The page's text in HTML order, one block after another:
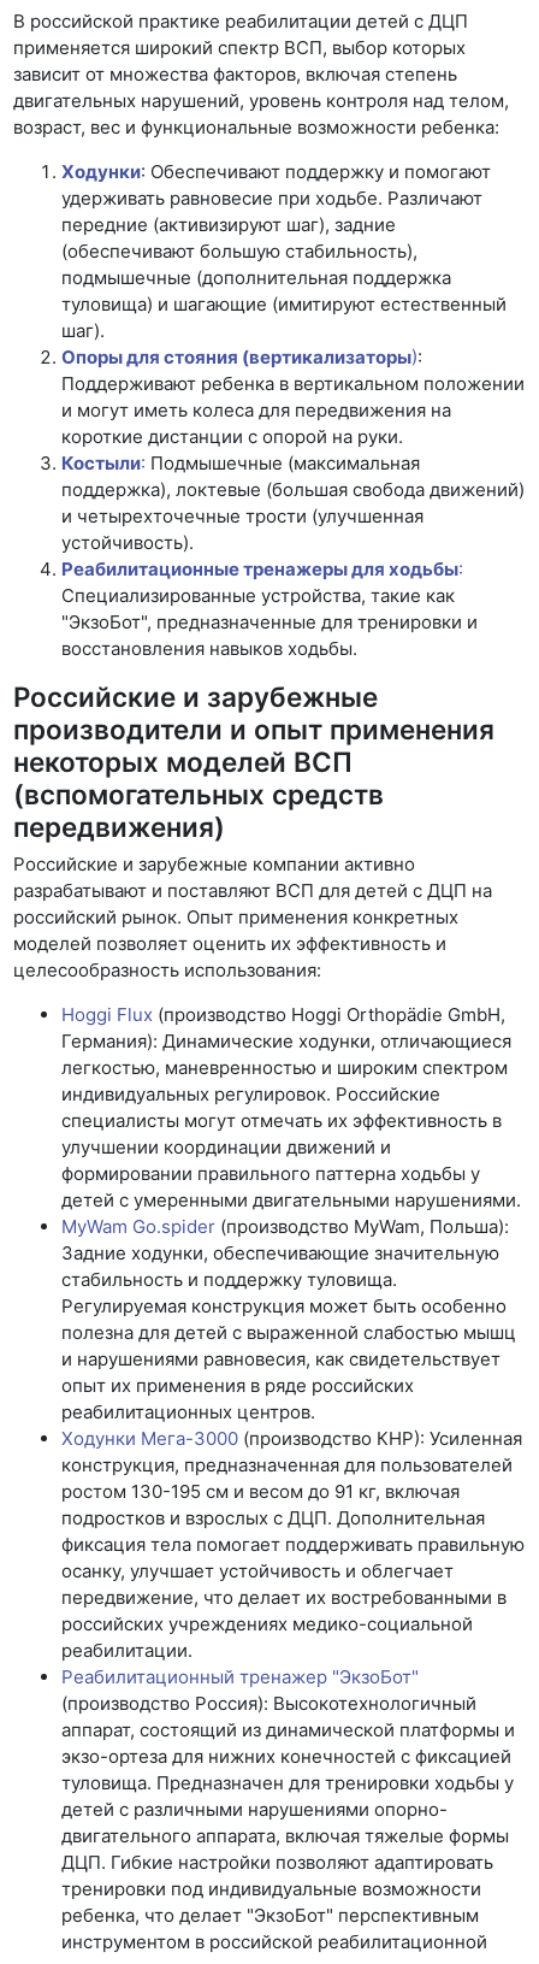
В российской практике реабилитации детей с ДЦП
применяется широкий спектр ВСП, выбор которых
зависит от множества факторов, включая степень
двигательных нарушений, уровень контроля над телом,
возраст, вес и функциональные возможности ребенка:
Ходунки: Обеспечивают поддержку и помогают
удерживать равновесие при ходьбе. Различают
передние (активизируют шаг), задние
(обеспечивают большую стабильность),
подмышечные (дополнительная поддержка
туловища) и шагающие (имитируют естественный
шаг).
Опоры для стояния (вертикализаторы):
Поддерживают ребенка в вертикальном положении
и могут иметь колеса для передвижения на
короткие дистанции с опорой на руки.
Костыли: Подмышечные (максимальная
поддержка), локтевые (большая свобода движений)
и четырехточечные трости (улучшенная
устойчивость).
Реабилитационные тренажеры для ходьбы:
Специализированные устройства, такие как
"ЭкзоБот", предназначенные для тренировки и
восстановления навыков ходьбы.
Российские и зарубежные
производители и опыт применения
некоторых моделей ВСП
(вспомогательных средств
передвижения)
Российские и зарубежные компании активно
разрабатывают и поставляют ВСП для детей с ДЦП на
российский рынок. Опыт применения конкретных
моделей позволяет оценить их эффективность и
целесообразность использования:
Hoggi Flux (производство Hoggi Orthopädie GmbH,
Германия): Динамические ходунки, отличающиеся
легкостью, маневренностью и широким спектром
индивидуальных регулировок. Российские
специалисты могут отмечать их эффективность в
улучшении координации движений и
формировании правильного паттерна ходьбы у
детей с умеренными двигательными нарушениями.
MyWam Go.spider (производство MyWam, Польша):
Задние ходунки, обеспечивающие значительную
стабильность и поддержку туловища.
Регулируемая конструкция может быть особенно
полезна для детей с выраженной слабостью мышц
и нарушениями равновесия, как свидетельствует
опыт их применения в ряде российских
реабилитационных центров.
Ходунки Мега-3000 (производство КНР): Усиленная
конструкция, предназначенная для пользователей
ростом 130-195 см и весом до 91 кг, включая
подростков и взрослых с ДЦП. Дополнительная
фиксация тела помогает поддерживать правильную
осанку, улучшает устойчивость и облегчает
передвижение, что делает их востребованными в
российских учреждениях медико-социальной
реабилитации.
Реабилитационный тренажер "ЭкзоБот"
(производство Россия): Высокотехнологичный
аппарат, состоящий из динамической платформы и
экзо-ортеза для нижних конечностей с фиксацией
туловища. Предназначен для тренировки ходьбы у
детей с различными нарушениями опорно-
двигательного аппарата, включая тяжелые формы
ДЦП. Гибкие настройки позволяют адаптировать
тренировки под индивидуальные возможности
ребенка, что делает "ЭкзоБот" перспективным
инструментом в российской реабилитационной